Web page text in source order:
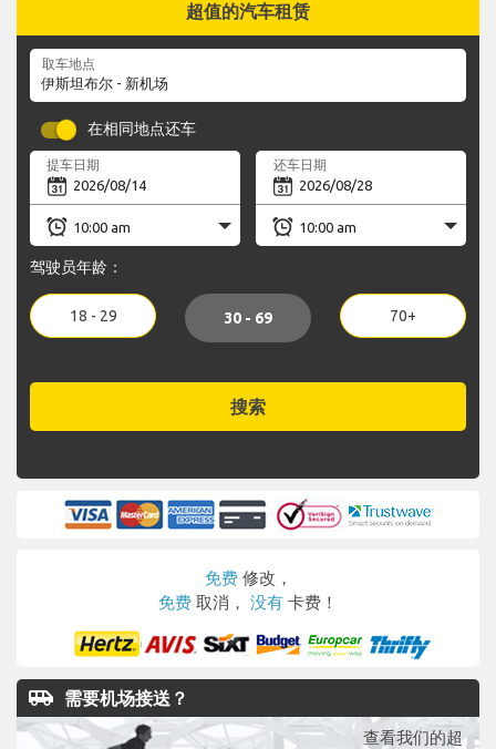
超值的汽车租赁
取车地点
在相同地点还车
提车日期 还车日期
驾驶员年龄：
18 - 29 30 - 69 70+
搜索
免费 修改，
免费 取消， 没有 卡费！
airport_shuttle 需要机场接送？
查看我们的超